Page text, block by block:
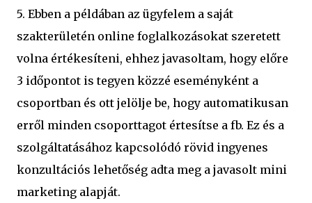
5. Ebben a példában az ügyfelem a saját
szakterületén online foglalkozásokat szeretett
volna értékesíteni, ehhez javasoltam, hogy előre
3 időpontot is tegyen közzé eseményként a
csoportban és ott jelölje be, hogy automatikusan
erről minden csoporttagot értesítse a fb. Ez és a
szolgáltatásához kapcsolódó rövid ingyenes
konzultációs lehetőség adta meg a javasolt mini
marketing alapját.